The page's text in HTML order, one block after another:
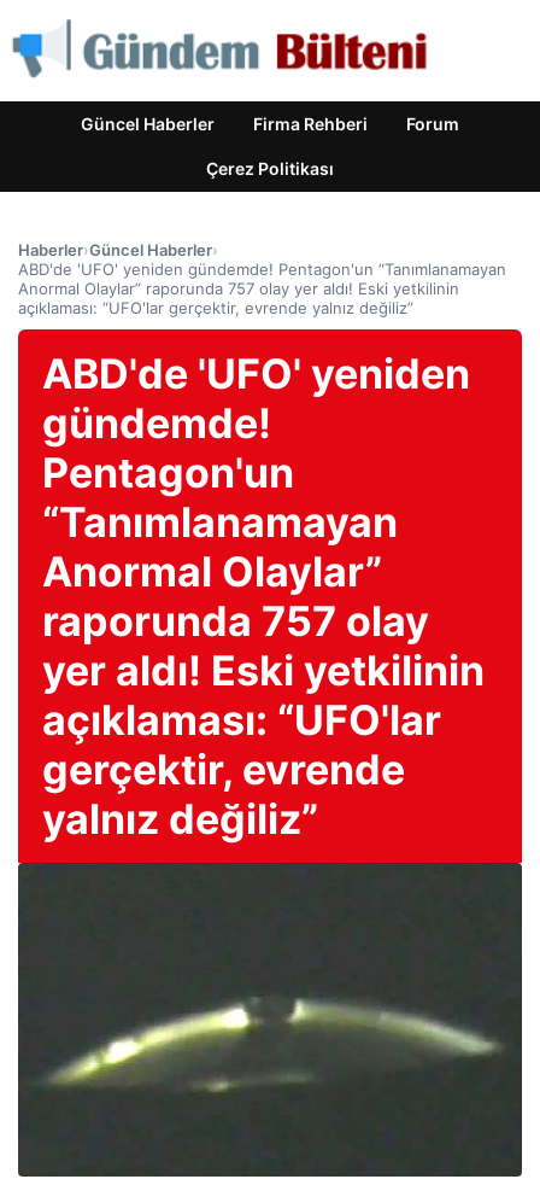
Güncel Haberler Firma Rehberi Forum
Çerez Politikası
Haberler›Güncel Haberler›
ABD'de 'UFO' yeniden gündemde! Pentagon'un “Tanımlanamayan
Anormal Olaylar” raporunda 757 olay yer aldı! Eski yetkilinin
açıklaması: “UFO'lar gerçektir, evrende yalnız değiliz”
ABD'de 'UFO' yeniden
gündemde!
Pentagon'un
“Tanımlanamayan
Anormal Olaylar”
raporunda 757 olay
yer aldı! Eski yetkilinin
açıklaması: “UFO'lar
gerçektir, evrende
yalnız değiliz”